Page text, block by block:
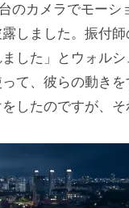
のカメラでモー
しました。振付
した」とウォル
て、彼らの動き
したのですが、